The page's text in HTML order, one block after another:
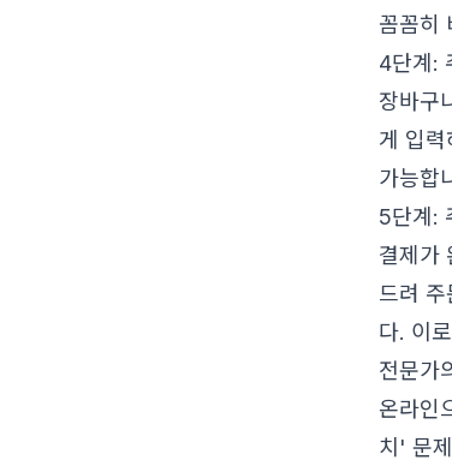
꼼꼼히
4단계:
장바구
게 입
가능합
5단계:
결제가
드려
다. 이
전문가
온라인
치' 문